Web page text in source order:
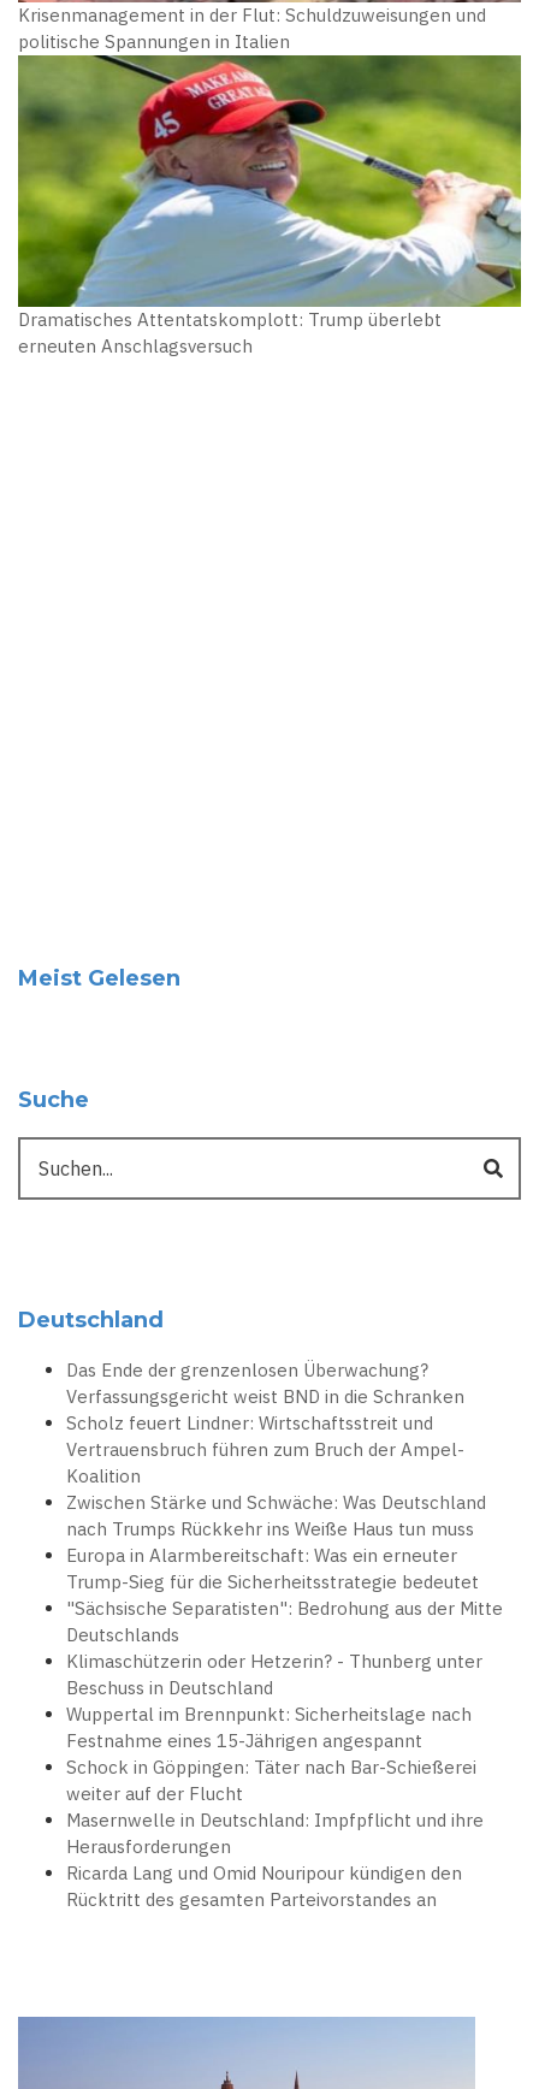
Krisenmanagement in der Flut: Schuldzuweisungen und
politische Spannungen in Italien
Dramatisches Attentatskomplott: Trump überlebt
erneuten Anschlagsversuch
Meist Gelesen
Suche
Deutschland
Das Ende der grenzenlosen Überwachung?
Verfassungsgericht weist BND in die Schranken
Scholz feuert Lindner: Wirtschaftsstreit und
Vertrauensbruch führen zum Bruch der Ampel-
Koalition
Zwischen Stärke und Schwäche: Was Deutschland
nach Trumps Rückkehr ins Weiße Haus tun muss
Europa in Alarmbereitschaft: Was ein erneuter
Trump-Sieg für die Sicherheitsstrategie bedeutet
"Sächsische Separatisten": Bedrohung aus der Mitte
Deutschlands
Klimaschützerin oder Hetzerin? - Thunberg unter
Beschuss in Deutschland
Wuppertal im Brennpunkt: Sicherheitslage nach
Festnahme eines 15-Jährigen angespannt
Schock in Göppingen: Täter nach Bar-Schießerei
weiter auf der Flucht
Masernwelle in Deutschland: Impfpflicht und ihre
Herausforderungen
Ricarda Lang und Omid Nouripour kündigen den
Rücktritt des gesamten Parteivorstandes an